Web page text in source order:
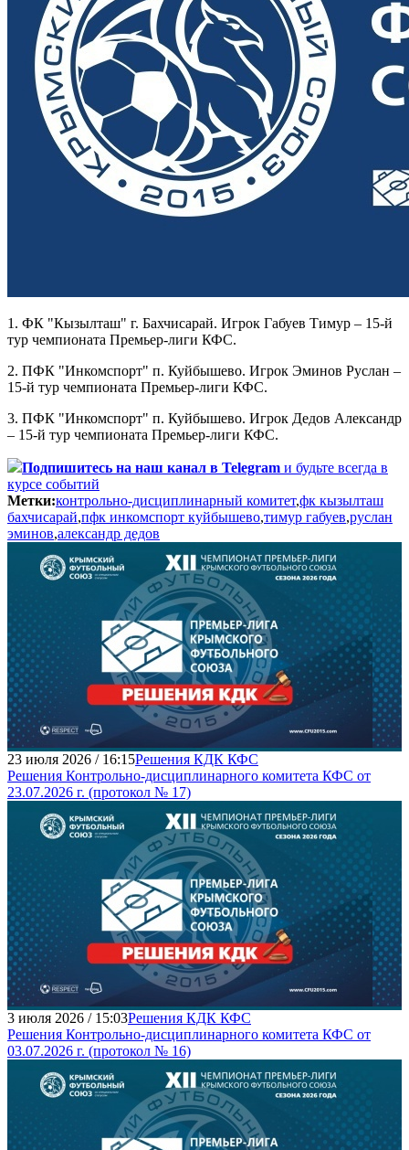
1. ФК "Кызылташ" г. Бахчисарай. Игрок Габуев Тимур – 15-й
тур чемпионата Премьер-лиги КФС.
2. ПФК "Инкомспорт" п. Куйбышево. Игрок Эминов Руслан –
15-й тур чемпионата Премьер-лиги КФС.
3. ПФК "Инкомспорт" п. Куйбышево. Игрок Дедов Александр
– 15-й тур чемпионата Премьер-лиги КФС.
Подпишитесь на наш канал в Telegram и будьте всегда в
курсе событий
Метки:контрольно-дисциплинарный комитет,фк кызылташ
бахчисарай,пфк инкомспорт куйбышево,тимур габуев,руслан
эминов,александр дедов
23 июля 2026 / 16:15Решения КДК КФС
Решения Контрольно-дисциплинарного комитета КФС от
23.07.2026 г. (протокол № 17)
3 июля 2026 / 15:03Решения КДК КФС
Решения Контрольно-дисциплинарного комитета КФС от
03.07.2026 г. (протокол № 16)